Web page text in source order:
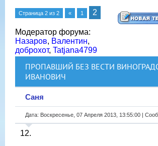
Страница 2 из 2 « 1 2
Модератор форума:
Назаров, Валентин,
доброхот, Tatjana4799
ПРОПАВШИЙ БЕЗ ВЕСТИ
ИВАНОВИЧ
Саня
Дата: Воскресенье, 07 Апреля 2013, 13:55:00 |
12.